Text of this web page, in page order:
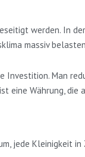
werden. In
massiv
Man
eine Währung,
jede Kleinigkeit